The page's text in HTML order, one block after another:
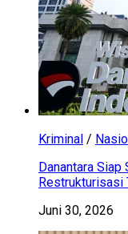
Kriminal /
Danantara
Restrukturisasi
Juni 30, 2026